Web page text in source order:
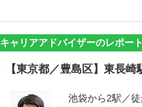
キャリアアドバイザーのレポート
【東京都／豊島区】東長
池袋から2駅／